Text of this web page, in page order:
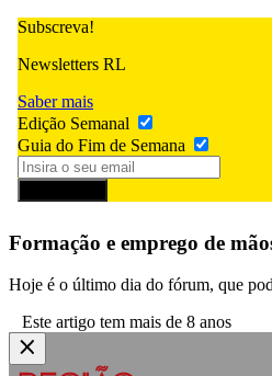
Subscreva!
Newsletters RL
Saber mais
Edição Semanal
Guia do Fim de Semana
Formação e emprego de
Hoje é o último dia do fórum, que
Este artigo tem mais de 8 anos